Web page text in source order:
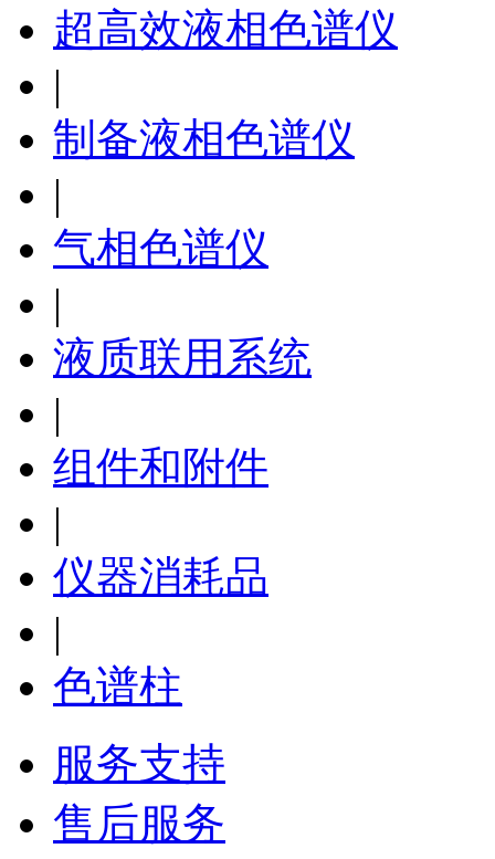
超高效液相色谱仪
|
制备液相色谱仪
|
气相色谱仪
|
液质联用系统
|
组件和附件
|
仪器消耗品
|
色谱柱
服务支持
售后服务